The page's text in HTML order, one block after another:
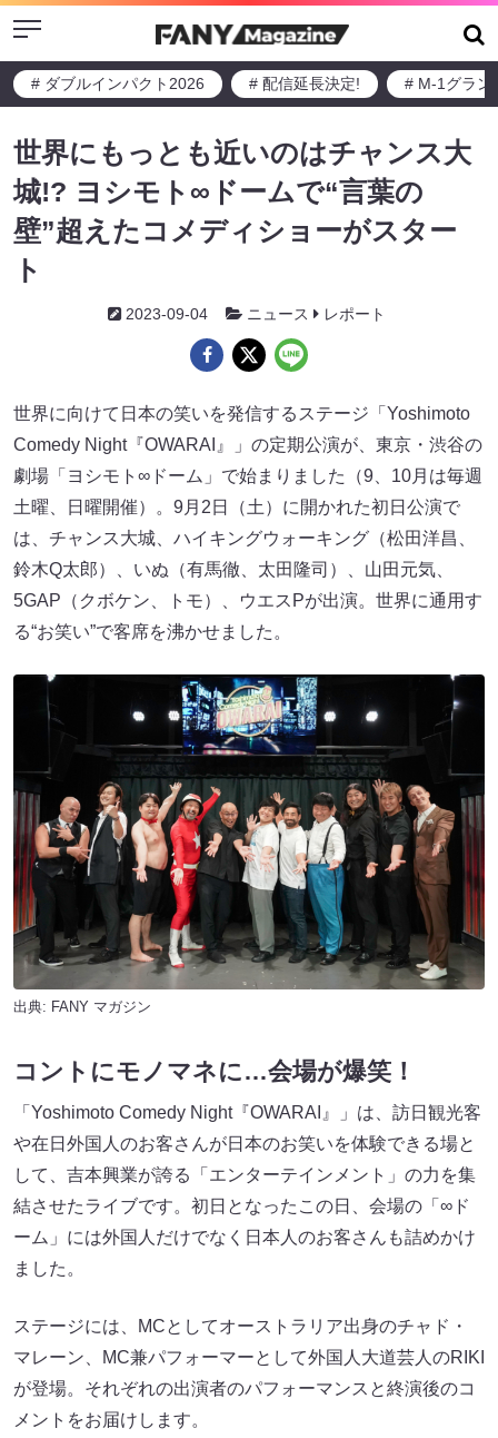
Menu
# ダブルインパクト2026 # 配信延長決定! # M-1グラン
世界にもっとも近いのはチャンス大
城!? ヨシモト∞ドームで“言葉の
壁”超えたコメディショーがスター
ト
2023-09-04 ニュース レポート
世界に向けて日本の笑いを発信するステージ「Yoshimoto
Comedy Night『OWARAI』」の定期公演が、東京・渋谷の
劇場「ヨシモト∞ドーム」で始まりました（9、10月は毎週
土曜、日曜開催）。9月2日（土）に開かれた初日公演で
は、チャンス大城、ハイキングウォーキング（松田洋昌、
鈴木Q太郎）、いぬ（有馬徹、太田隆司）、山田元気、
5GAP（クボケン、トモ）、ウエスPが出演。世界に通用す
る“お笑い”で客席を沸かせました。
出典: FANY マガジン
コントにモノマネに…会場が爆笑！
「Yoshimoto Comedy Night『OWARAI』」は、訪日観光客
や在日外国人のお客さんが日本のお笑いを体験できる場と
して、吉本興業が誇る「エンターテインメント」の力を集
結させたライブです。初日となったこの日、会場の「∞ド
ーム」には外国人だけでなく日本人のお客さんも詰めかけ
ました。
ステージには、MCとしてオーストラリア出身のチャド・
マレーン、MC兼パフォーマーとして外国人大道芸人のRIKI
が登場。それぞれの出演者のパフォーマンスと終演後のコ
メントをお届けします。